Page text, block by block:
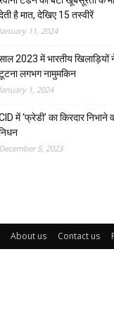
है मात, देखिए 15 तस्वीरें
January 11, 2024
2023 में भारतीय खिलाड़ियों
लगभग नामुमकिन
January 1, 2024
में ‘फ्रेडी’ का किरदार
December 5, 2023
About us Contact us